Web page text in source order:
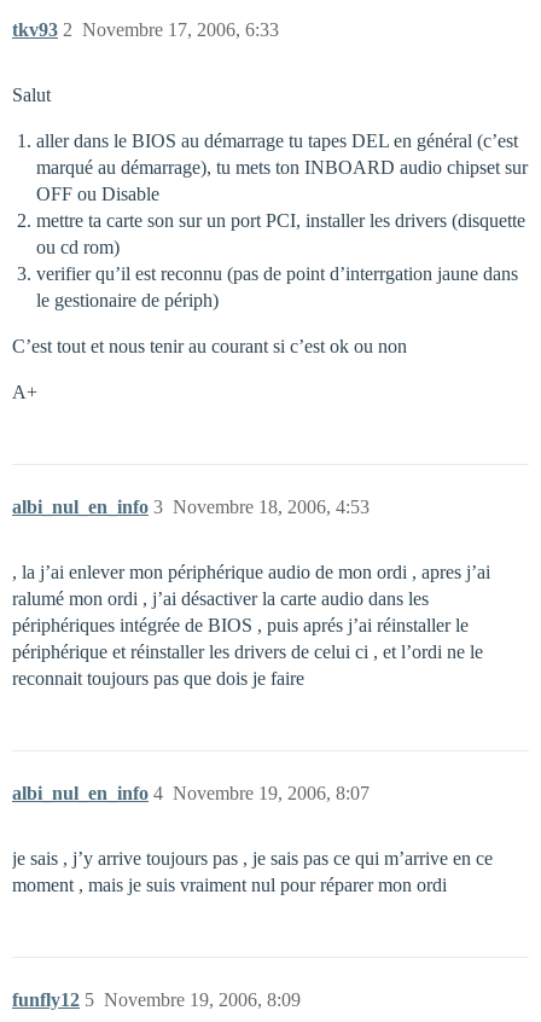
tkv93 Novembre 17, 2006, 6:33
2
Salut
aller dans le BIOS au démarrage tu tapes DEL en général (c’est
marqué au démarrage), tu mets ton INBOARD audio chipset sur
OFF ou Disable
mettre ta carte son sur un port PCI, installer les drivers (disquette
ou cd rom)
verifier qu’il est reconnu (pas de point d’interrgation jaune dans
le gestionaire de périph)
C’est tout et nous tenir au courant si c’est ok ou non
A+
albi_nul_en_info Novembre 18, 2006, 4:53
3
, la j’ai enlever mon périphérique audio de mon ordi , apres j’ai
ralumé mon ordi , j’ai désactiver la carte audio dans les
périphériques intégrée de BIOS , puis aprés j’ai réinstaller le
périphérique et réinstaller les drivers de celui ci , et l’ordi ne le
reconnait toujours pas que dois je faire
albi_nul_en_info Novembre 19, 2006, 8:07
4
je sais , j’y arrive toujours pas , je sais pas ce qui m’arrive en ce
moment , mais je suis vraiment nul pour réparer mon ordi
funfly12 Novembre 19, 2006, 8:09
5